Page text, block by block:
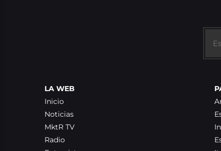
LA WEB
Inicio
Noticias
MktR TV
Radio